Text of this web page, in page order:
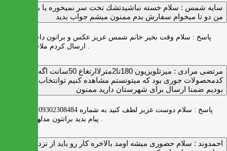
سايه شمس : سلام خسته نباشيدتشك تخت سر نميخوره يا برنميگرده
من دو تا ميخوام سفارش بدم ممنون ميشم جواب بديد
پاسخ : سلام وقت بخیر خانم شمس عزیز عکس و براتون داخل واتس اپ
مرتضی مرادی :
میزتلویزیون 180تا2مترلاارتغاع 50سانت اگه
کدمحصولات جوری بود که میتونستم مشاهده کنیم توانتخاب راحت‌تر
بودیم ضمنا ارسال برای شهرستان دارید ممنون
پاسخ :
احمدوند : سلام حضوری میشه اومد بالاخره کار رو باید از نزدیک دید